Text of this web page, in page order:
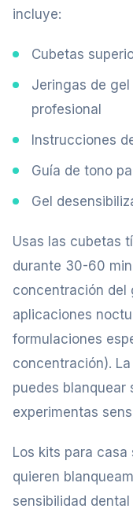
incluye:
Cubetas
Jeringas de
profesional
Instrucciones
Guía de tono
Gel
Usas las cubetas
durante 30-60
concentración del
aplicaciones
formulaciones
concentración).
puedes blanquear
experimentas
Los kits para casa
quieren
sensibilidad